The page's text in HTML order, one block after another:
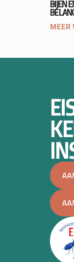
BIJEN
MEER